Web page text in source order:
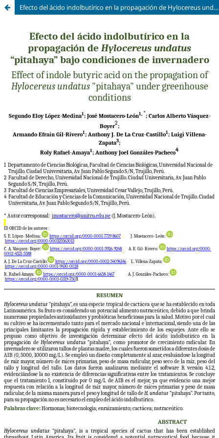
Efecto del ácido indolbutírico en la propagación de Hylocereus undatus “pitahaya” bajo condiciones de invernadero